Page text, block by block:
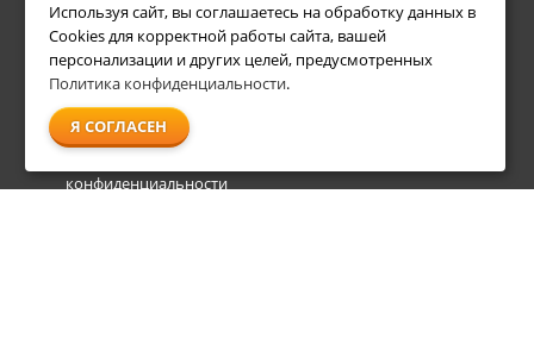
Условия возврата
О компании
Доставка
Оплата
Гарантия и сервис
конфиденциальности
Акции
Используя сайт, вы соглашаетесь на обработку данных в
Cookies для корректной работы сайта, вашей
персонализации и других целей, предусмотренных
Политика конфиденциальности.
Я СОГЛАСЕН